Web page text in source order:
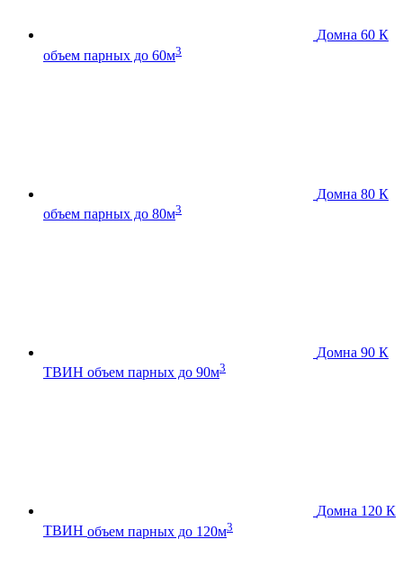
Домна 60 К
объем парных до 60м3
Домна 80 К
объем парных до 80м3
Домна 90 К
ТВИН объем парных до 90м3
Домна 120 К
ТВИН объем парных до 120м3